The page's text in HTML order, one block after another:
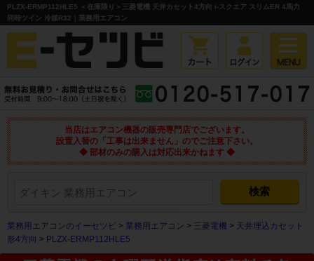
PLZX-ERMP112HLE5 ＜在庫限り＞三菱電機 天井カセット4方向 i-スクエア スリムER 4馬力
同時ツイン 冷媒R32｜業務用エアコン
当店はエアコン機器の販売専門店でございます。
設置入替の「工事は出来ません」のでご注意下さい。
◆ 部材のみの購入は対応出来かねます ◆
業務用エアコンのイーセツビ > 業務用エアコン > 三菱電機 > 天井埋込カセット
形4方向 > PLZX-ERMP112HLE5